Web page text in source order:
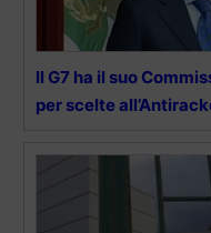
Il G7 ha il suo
per scelte